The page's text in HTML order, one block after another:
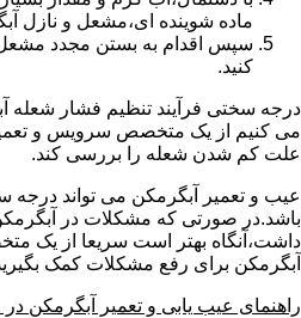
ماده شوینده ای،مشعل و نازل
سپس اقدام به بستن مجدد
کنید.
درجه سختی فرآیند تنظیم فشار شعله
می کنیم از یک متخصص سرویس و
علت کم شدن شعله را بررسی کند.
عیب و تعمیر آبگرمکن می تواند درجه
باشد.در صورتی که مشکلات در
داشت،آنگاه بهتر است سریعا از یک
آبگرمکن برای رفع مشکلات کمک
راهنمای عیب یابی و تعمیر آبگرمکن